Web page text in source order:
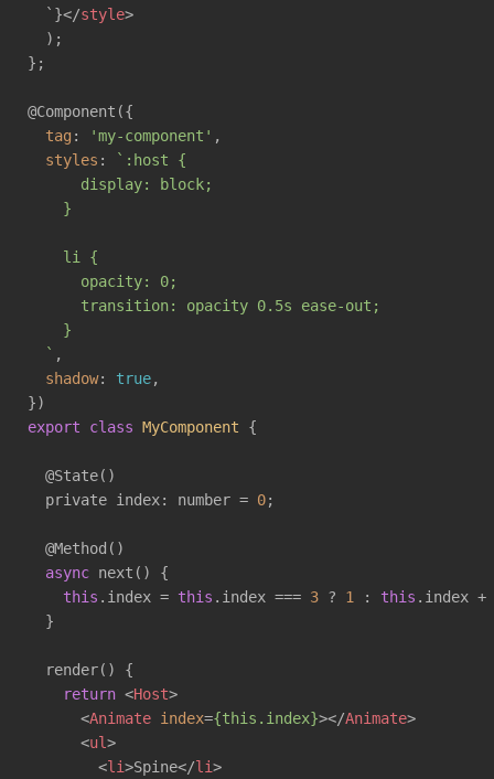
  `}
</style>
  );
};
@Component({
tag : 'my-component' ,
styles :
`:host {
      display: block;
    }
    li {
      opacity: 0;
      transition: opacity 0.5s ease-out;
    }
  `
,
shadow: true,
export
class MyComponent {
  @State()
  private index: number =
0;
  @Method()
async next() {
this .index = this .index === 3 ? 1 : this .index +
  }
  render() {
return <Host>
<Animate index={this.index}></Animate>
<ul>
<li>Spine</li>